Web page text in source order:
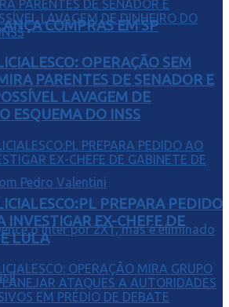
COMPRAS EM SP
Pedro Valentini
OPERAÇÃO SEM
PARENTES DE SENADOR E
LAVAGEM DE
ESQUEMA DO INSS
PREPARA PEDIDO
INVESTIGAR EX-CHEFE DE
LULA